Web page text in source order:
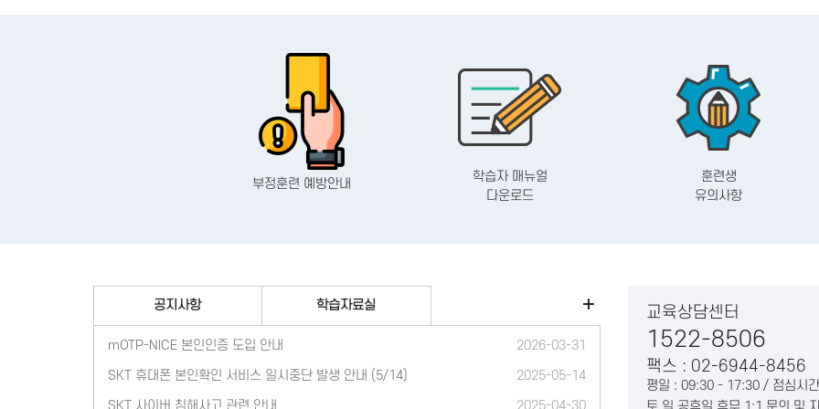
부정훈련 예방안내
학습자 매뉴얼
다운로드
훈련생
유의사항
공지사항 학습자료실
mOTP-NICE 본인인증 도입 안내
2026-03-31
SKT 휴대폰 본인확인 서비스 일시중단 발생 안내 (5/14)
2025-05-14
SKT 사이버 침해사고 관련 안내
2025-04-30
교육상담센터
1522-8506
팩스 : 02-6944-8456
평일 : 09:30 - 17:30 / 점심시